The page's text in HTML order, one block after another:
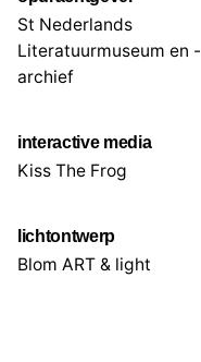
St Nederlands
Literatuurmuseum en -
archief
interactive media
Kiss The Frog
lichtontwerp
Blom ART & light